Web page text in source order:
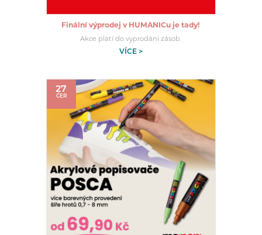
Finální výprodej v HUMANICu je tady!
Akce platí do vyprodání zásob.
VÍCE >
27
ČER